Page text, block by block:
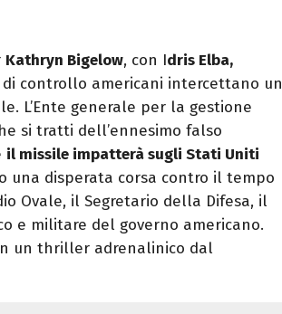
Kathryn Bigelow, con Idris Elba,
controllo americani intercettano un
L’Ente generale per la gestione
si tratti dell’ennesimo falso
il missile impatterà sugli Stati Uniti
una disperata corsa contro il tempo
Ovale, il Segretario della Difesa, il
e militare del governo americano.
un thriller adrenalinico dal